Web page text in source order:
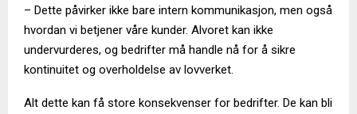
– Dette påvirker ikke bare intern kommunikasjon, men også
hvordan vi betjener våre kunder. Alvoret kan ikke
undervurderes, og bedrifter må handle nå for å sikre
kontinuitet og overholdelse av lovverket.
Alt dette kan få store konsekvenser for bedrifter. De kan bli